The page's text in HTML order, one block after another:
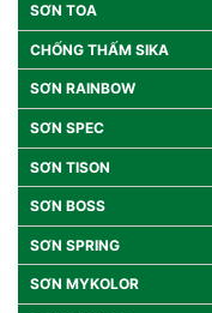
SƠN TOA
CHỐNG THẤM SIKA
SƠN RAINBOW
SƠN SPEC
SƠN TISON
SƠN BOSS
SƠN SPRING
SƠN MYKOLOR